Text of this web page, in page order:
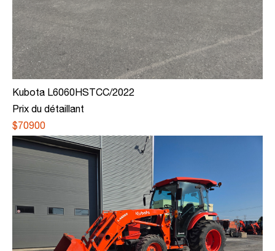
Kubota L6060HSTCC/2022
Prix du détaillant
$70900